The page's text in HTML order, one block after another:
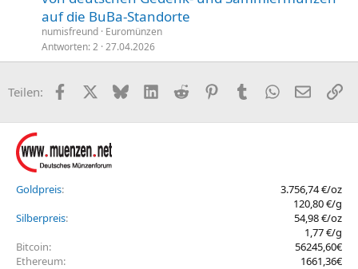
auf die BuBa-Standorte
numisfreund Euromünzen
Antworten 2 27.04.2026
Teilen: FacebookX (Twitter)
BlueskyLinkedIn
Reddit PinterestTumblr WhatsApp
E-Mail
Goldpreis
3.756,74 €/oz
120,80 €/g
Silberpreis
54,98 €/oz
1,77 €/g
Bitcoin
56245,60€
Ethereum
1661,36€